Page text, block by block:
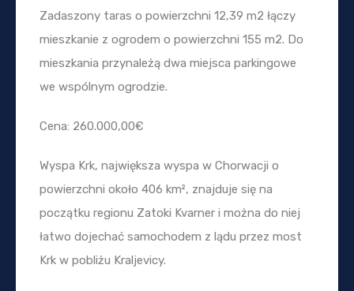
Zadaszony taras o powierzchni 12,39 m2 łączy
mieszkanie z ogrodem o powierzchni 155 m2. Do
mieszkania przynależą dwa miejsca parkingowe
we wspólnym ogrodzie.
Cena: 260.000,00€
Wyspa Krk, największa wyspa w Chorwacji o
powierzchni około 406 km², znajduje się na
początku regionu Zatoki Kvarner i można do niej
łatwo dojechać samochodem z lądu przez most
Krk w pobliżu Kraljevicy.